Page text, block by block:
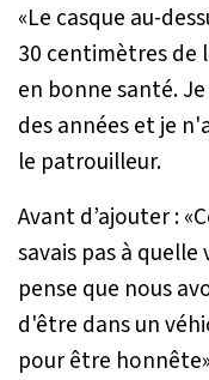
«Le casque au-
30 centimètres de
en bonne santé.
des années et je
le patrouilleur.
Avant d’ajouter : «
savais pas à
pense que nous
d'être dans un
pour être honnête